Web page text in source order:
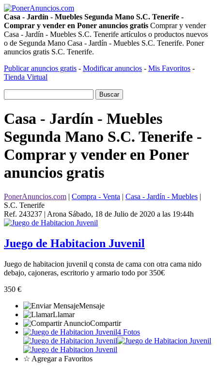
Casa - Jardín - Muebles Segunda Mano S.C. Tenerife -
Comprar y vender en Poner anuncios gratis Comprar y vender
Casa - Jardín - Muebles S.C. Tenerife artículos o productos nuevos
o de Segunda Mano Casa - Jardín - Muebles S.C. Tenerife. Poner
anuncios gratis S.C. Tenerife.
Publicar anuncios gratis - Modificar anuncios - Mis Favoritos -
Tienda Virtual
Casa - Jardín - Muebles
Segunda Mano S.C. Tenerife -
Comprar y vender en Poner
anuncios gratis
PonerAnuncios.com | Compra - Venta | Casa - Jardín - Muebles |
S.C. Tenerife
Ref. 243237 | Arona Sábado, 18 de Julio de 2020 a las 19:44h
Juego de Habitacion Juvenil
Juego de habitacion juvenil q consta de cama con otra cama nido
debajo, cajoneras, escritorio y armario todo por 350€
350 €
Mensaje
Llamar
Compartir
4 Fotos
☆ Agregar a Favoritos